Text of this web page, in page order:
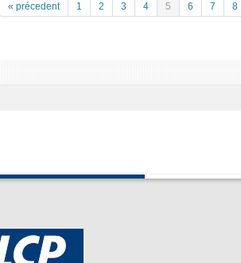
« précedent 1 2 3 4 5 6 7 8